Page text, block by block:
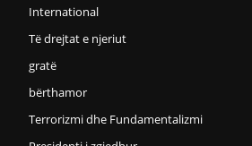
International
Të drejtat e njeriut
gratë
bërthamor
Terrorizmi dhe Fundamentalizmi